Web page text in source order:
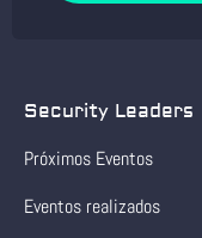
Security Leaders
Próximos Eventos
Eventos realizados